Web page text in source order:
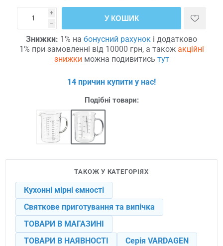
i
h
У КОШИК
Знижки: 1% на бонусний рахунок і додатково
1% при замовленні від 10000 грн, а також акційні
знижки можна подивитись тут
14 причин купити у нас!
Подібні товари:
ТАКОЖ У КАТЕГОРІЯХ
Кухонні мірні ємності
Святкове приготування та випічка
ТОВАРИ В МАГАЗИНІ
ТОВАРИ В НАЯВНОСТІ
Серія VARDAGEN